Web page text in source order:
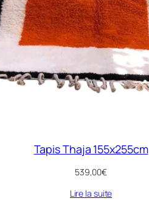
Tapis Thaja 155x255cm
539,00€
Lire la suite